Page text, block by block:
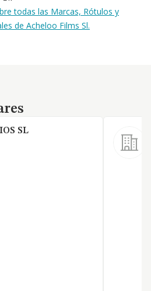
todas las Marcas, Rótulos y
de Acheloo Films Sl.
SL